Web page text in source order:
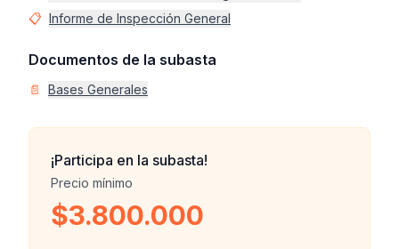
📋 Informe de Inspección General
Documentos de la subasta
📄 Bases Generales
¡Participa en la subasta!
Precio mínimo
$3.800.000